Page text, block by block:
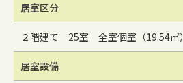
居室区分
２階建て 25室 全室個室（19.54㎡）
居室設備